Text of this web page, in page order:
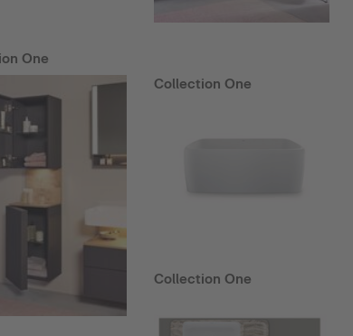
One
Collection One
Collection One